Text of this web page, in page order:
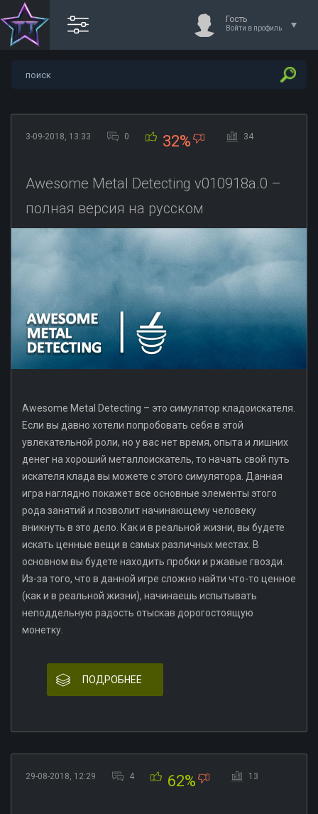
Гость
Войти в профиль
3-09-2018, 13:33 0 32% 34
Awesome Metal Detecting v010918a.0 –
полная версия на русском
Awesome Metal Detecting – это симулятор кладоискателя.
Если вы давно хотели попробовать себя в этой
увлекательной роли, но у вас нет время, опыта и лишних
денег на хороший металлоискатель, то начать свой путь
искателя клада вы можете с этого симулятора. Данная
игра наглядно покажет все основные элементы этого
рода занятий и позволит начинающему человеку
вникнуть в это дело. Как и в реальной жизни, вы будете
искать ценные вещи в самых различных местах. В
основном вы будете находить пробки и ржавые гвозди.
Из-за того, что в данной игре сложно найти что-то ценное
(как и в реальной жизни), начинаешь испытывать
неподдельную радость отыскав дорогостоящую
монетку.
ПОДРОБНЕЕ
29-08-2018, 12:29 4 62% 13